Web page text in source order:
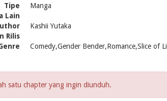
Tipe
Manga
Lain
Kashii Yutaka
Rilis
Comedy,Gender Bender,Romance,Slice of
satu chapter yang ingin diunduh.